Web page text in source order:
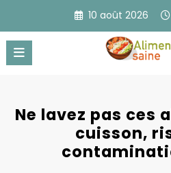
contenu
10 août 2026
Ne lavez pas ces
cuisson,